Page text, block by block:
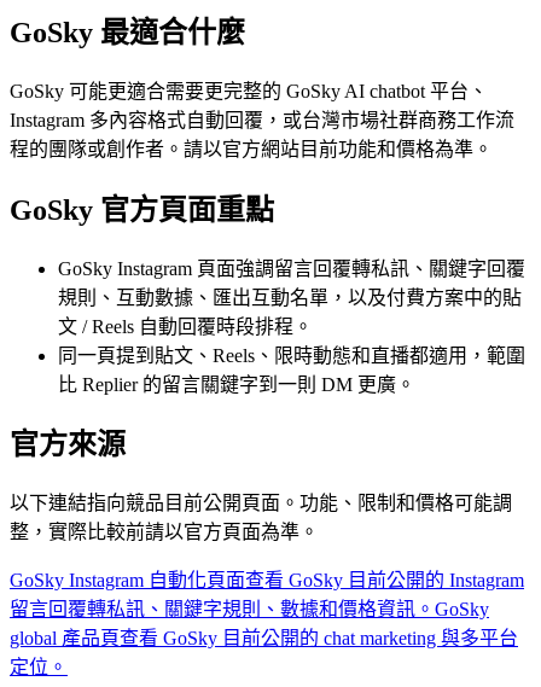
GoSky 最適合什麼
GoSky 可能更適合需要更完整的 GoSky AI chatbot 平台、
Instagram 多內容格式自動回覆，或台灣市場社群商務工作流
程的團隊或創作者。請以官方網站目前功能和價格為準。
GoSky 官方頁面重點
GoSky Instagram 頁面強調留言回覆轉私訊、關鍵字回覆
規則、互動數據、匯出互動名單，以及付費方案中的貼
文 / Reels 自動回覆時段排程。
同一頁提到貼文、Reels、限時動態和直播都適用，範圍
比 Replier 的留言關鍵字到一則 DM 更廣。
官方來源
以下連結指向競品目前公開頁面。功能、限制和價格可能調
整，實際比較前請以官方頁面為準。
GoSky Instagram 自動化頁面查看 GoSky 目前公開的 Instagram
留言回覆轉私訊、關鍵字規則、數據和價格資訊。 GoSky
global 產品頁查看 GoSky 目前公開的 chat marketing 與多平台
定位。